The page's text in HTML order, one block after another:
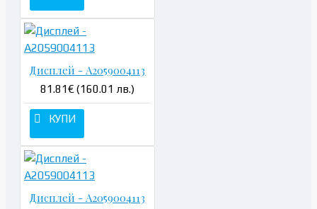
Дисплей - A2059004113
81.81€ (160.01 лв.)
КУПИ
Дисплей - A2059004113